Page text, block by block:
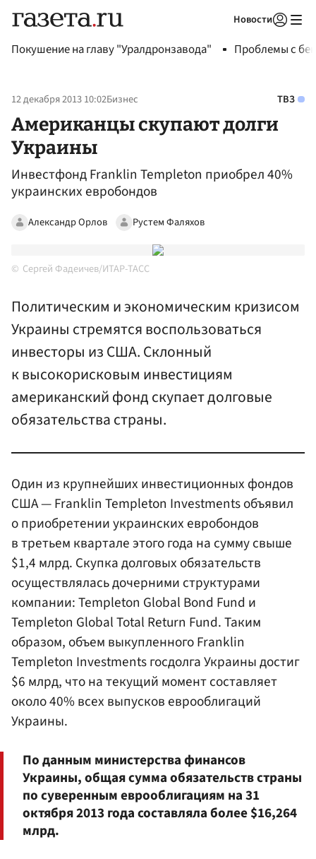
Новости
Покушение на главу "Уралдронзавода" Проблемы с
12 декабря 2013 10:02Бизнес ТВЗ
Американцы скупают долги
Украины
Инвестфонд Franklin Templeton приобрел 40%
украинских евробондов
Александр Орлов Рустем Фаляхов
Сергей Фадеичев/ИТАР-ТАСС
Политическим и экономическим кризисом
Украины стремятся воспользоваться
инвесторы из США. Склонный
к высокорисковым инвестициям
американский фонд скупает долговые
обязательства страны.
Один из крупнейших инвестиционных фондов
США — Franklin Templeton Investments объявил
о приобретении украинских евробондов
в третьем квартале этого года на сумму свыше
$1,4 млрд. Скупка долговых обязательств
осуществлялась дочерними структурами
компании: Templeton Global Bond Fund и
Templeton Global Total Return Fund. Таким
образом, объем выкупленного Franklin
Templeton Investments госдолга Украины достиг
$6 млрд, что на текущий момент составляет
около 40% всех выпусков еврооблигаций
Украины.
По данным министерства финансов
Украины, общая сумма обязательств страны
по суверенным еврооблигациям на 31
октября 2013 года составляла более $16,264
млрд.